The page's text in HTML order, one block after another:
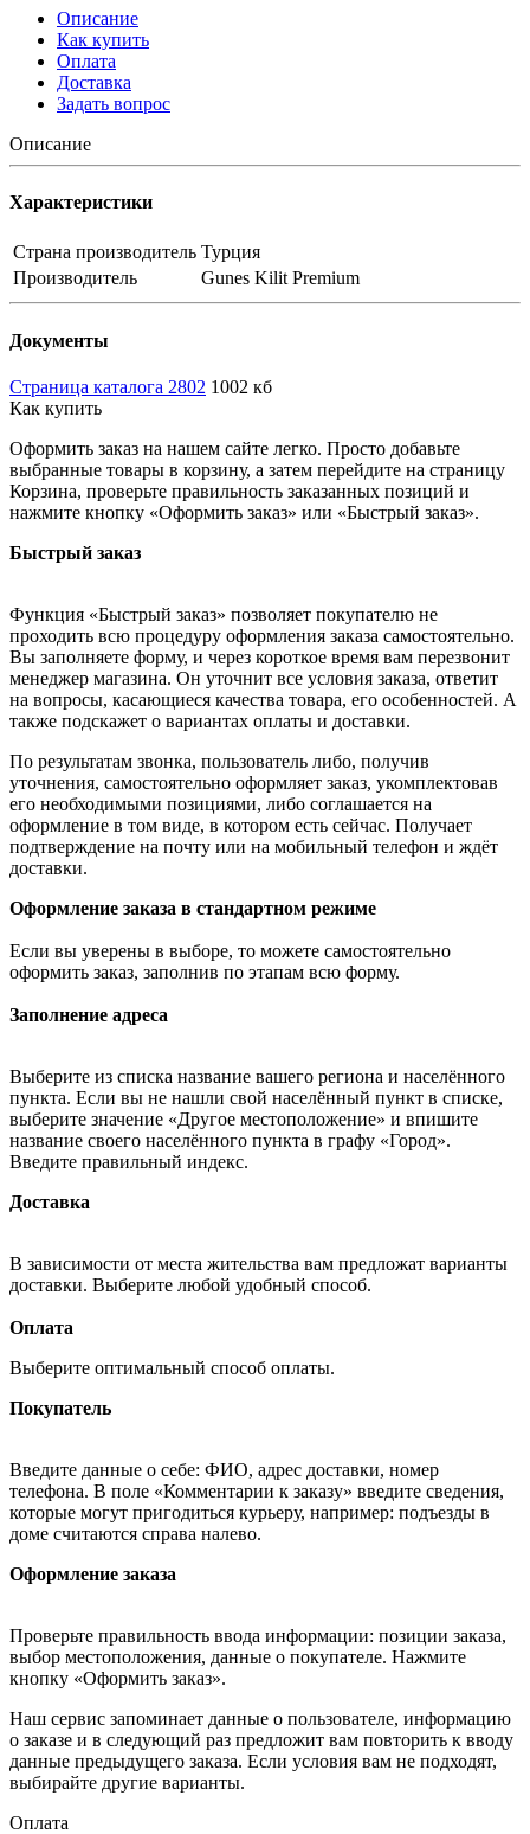
Описание
Как купить
Оплата
Доставка
Задать вопрос
Описание
Характеристики
Страна производитель Турция
Производитель
Gunes Kilit Premium
Документы
Страница каталога 2802 1002 кб
Как купить
Оформить заказ на нашем сайте легко. Просто добавьте
выбранные товары в корзину, а затем перейдите на страницу
Корзина, проверьте правильность заказанных позиций и
нажмите кнопку «Оформить заказ» или «Быстрый заказ».
Быстрый заказ
Функция «Быстрый заказ» позволяет покупателю не
проходить всю процедуру оформления заказа самостоятельно.
Вы заполняете форму, и через короткое время вам перезвонит
менеджер магазина. Он уточнит все условия заказа, ответит
на вопросы, касающиеся качества товара, его особенностей. А
также подскажет о вариантах оплаты и доставки.
По результатам звонка, пользователь либо, получив
уточнения, самостоятельно оформляет заказ, укомплектовав
его необходимыми позициями, либо соглашается на
оформление в том виде, в котором есть сейчас. Получает
подтверждение на почту или на мобильный телефон и ждёт
доставки.
Оформление заказа в стандартном режиме
Если вы уверены в выборе, то можете самостоятельно
оформить заказ, заполнив по этапам всю форму.
Заполнение адреса
Выберите из списка название вашего региона и населённого
пункта. Если вы не нашли свой населённый пункт в списке,
выберите значение «Другое местоположение» и впишите
название своего населённого пункта в графу «Город».
Введите правильный индекс.
Доставка
В зависимости от места жительства вам предложат варианты
доставки. Выберите любой удобный способ.
Оплата
Выберите оптимальный способ оплаты.
Покупатель
Введите данные о себе: ФИО, адрес доставки, номер
телефона. В поле «Комментарии к заказу» введите сведения,
которые могут пригодиться курьеру, например: подъезды в
доме считаются справа налево.
Оформление заказа
Проверьте правильность ввода информации: позиции заказа,
выбор местоположения, данные о покупателе. Нажмите
кнопку «Оформить заказ».
Наш сервис запоминает данные о пользователе, информацию
о заказе и в следующий раз предложит вам повторить к вводу
данные предыдущего заказа. Если условия вам не подходят,
выбирайте другие варианты.
Оплата